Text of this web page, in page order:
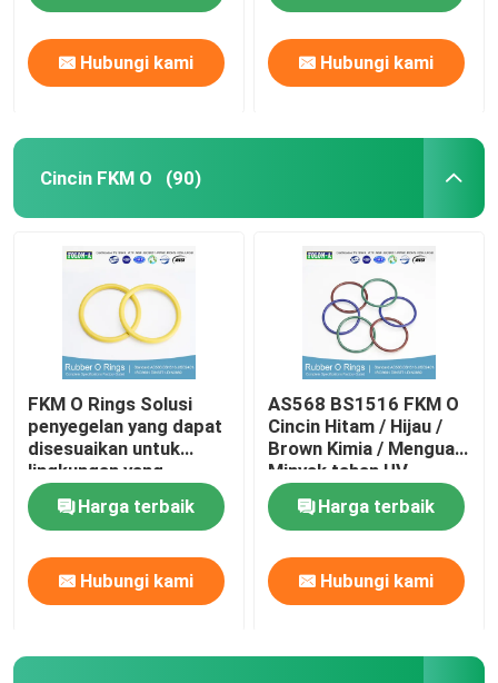
Hubungi kami Hubungi kami
Cincin FKM O (90)
FKM O Rings Solusi
penyegelan yang dapat
disesuaikan untuk
lingkungan yang
menuntut
Harga terbaik
Hubungi kami
AS568 BS1516 FKM O
Cincin Hitam / Hijau /
Brown Kimia / Menguat
Minyak tahan UV
Harga terbaik
Hubungi kami